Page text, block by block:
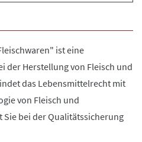
ist eine
der Herstellung von Fleisch und
das Lebensmittelrecht mit
von Fleisch und
bei der Qualitätssicherung